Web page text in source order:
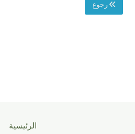
رجوع
الرئيسية